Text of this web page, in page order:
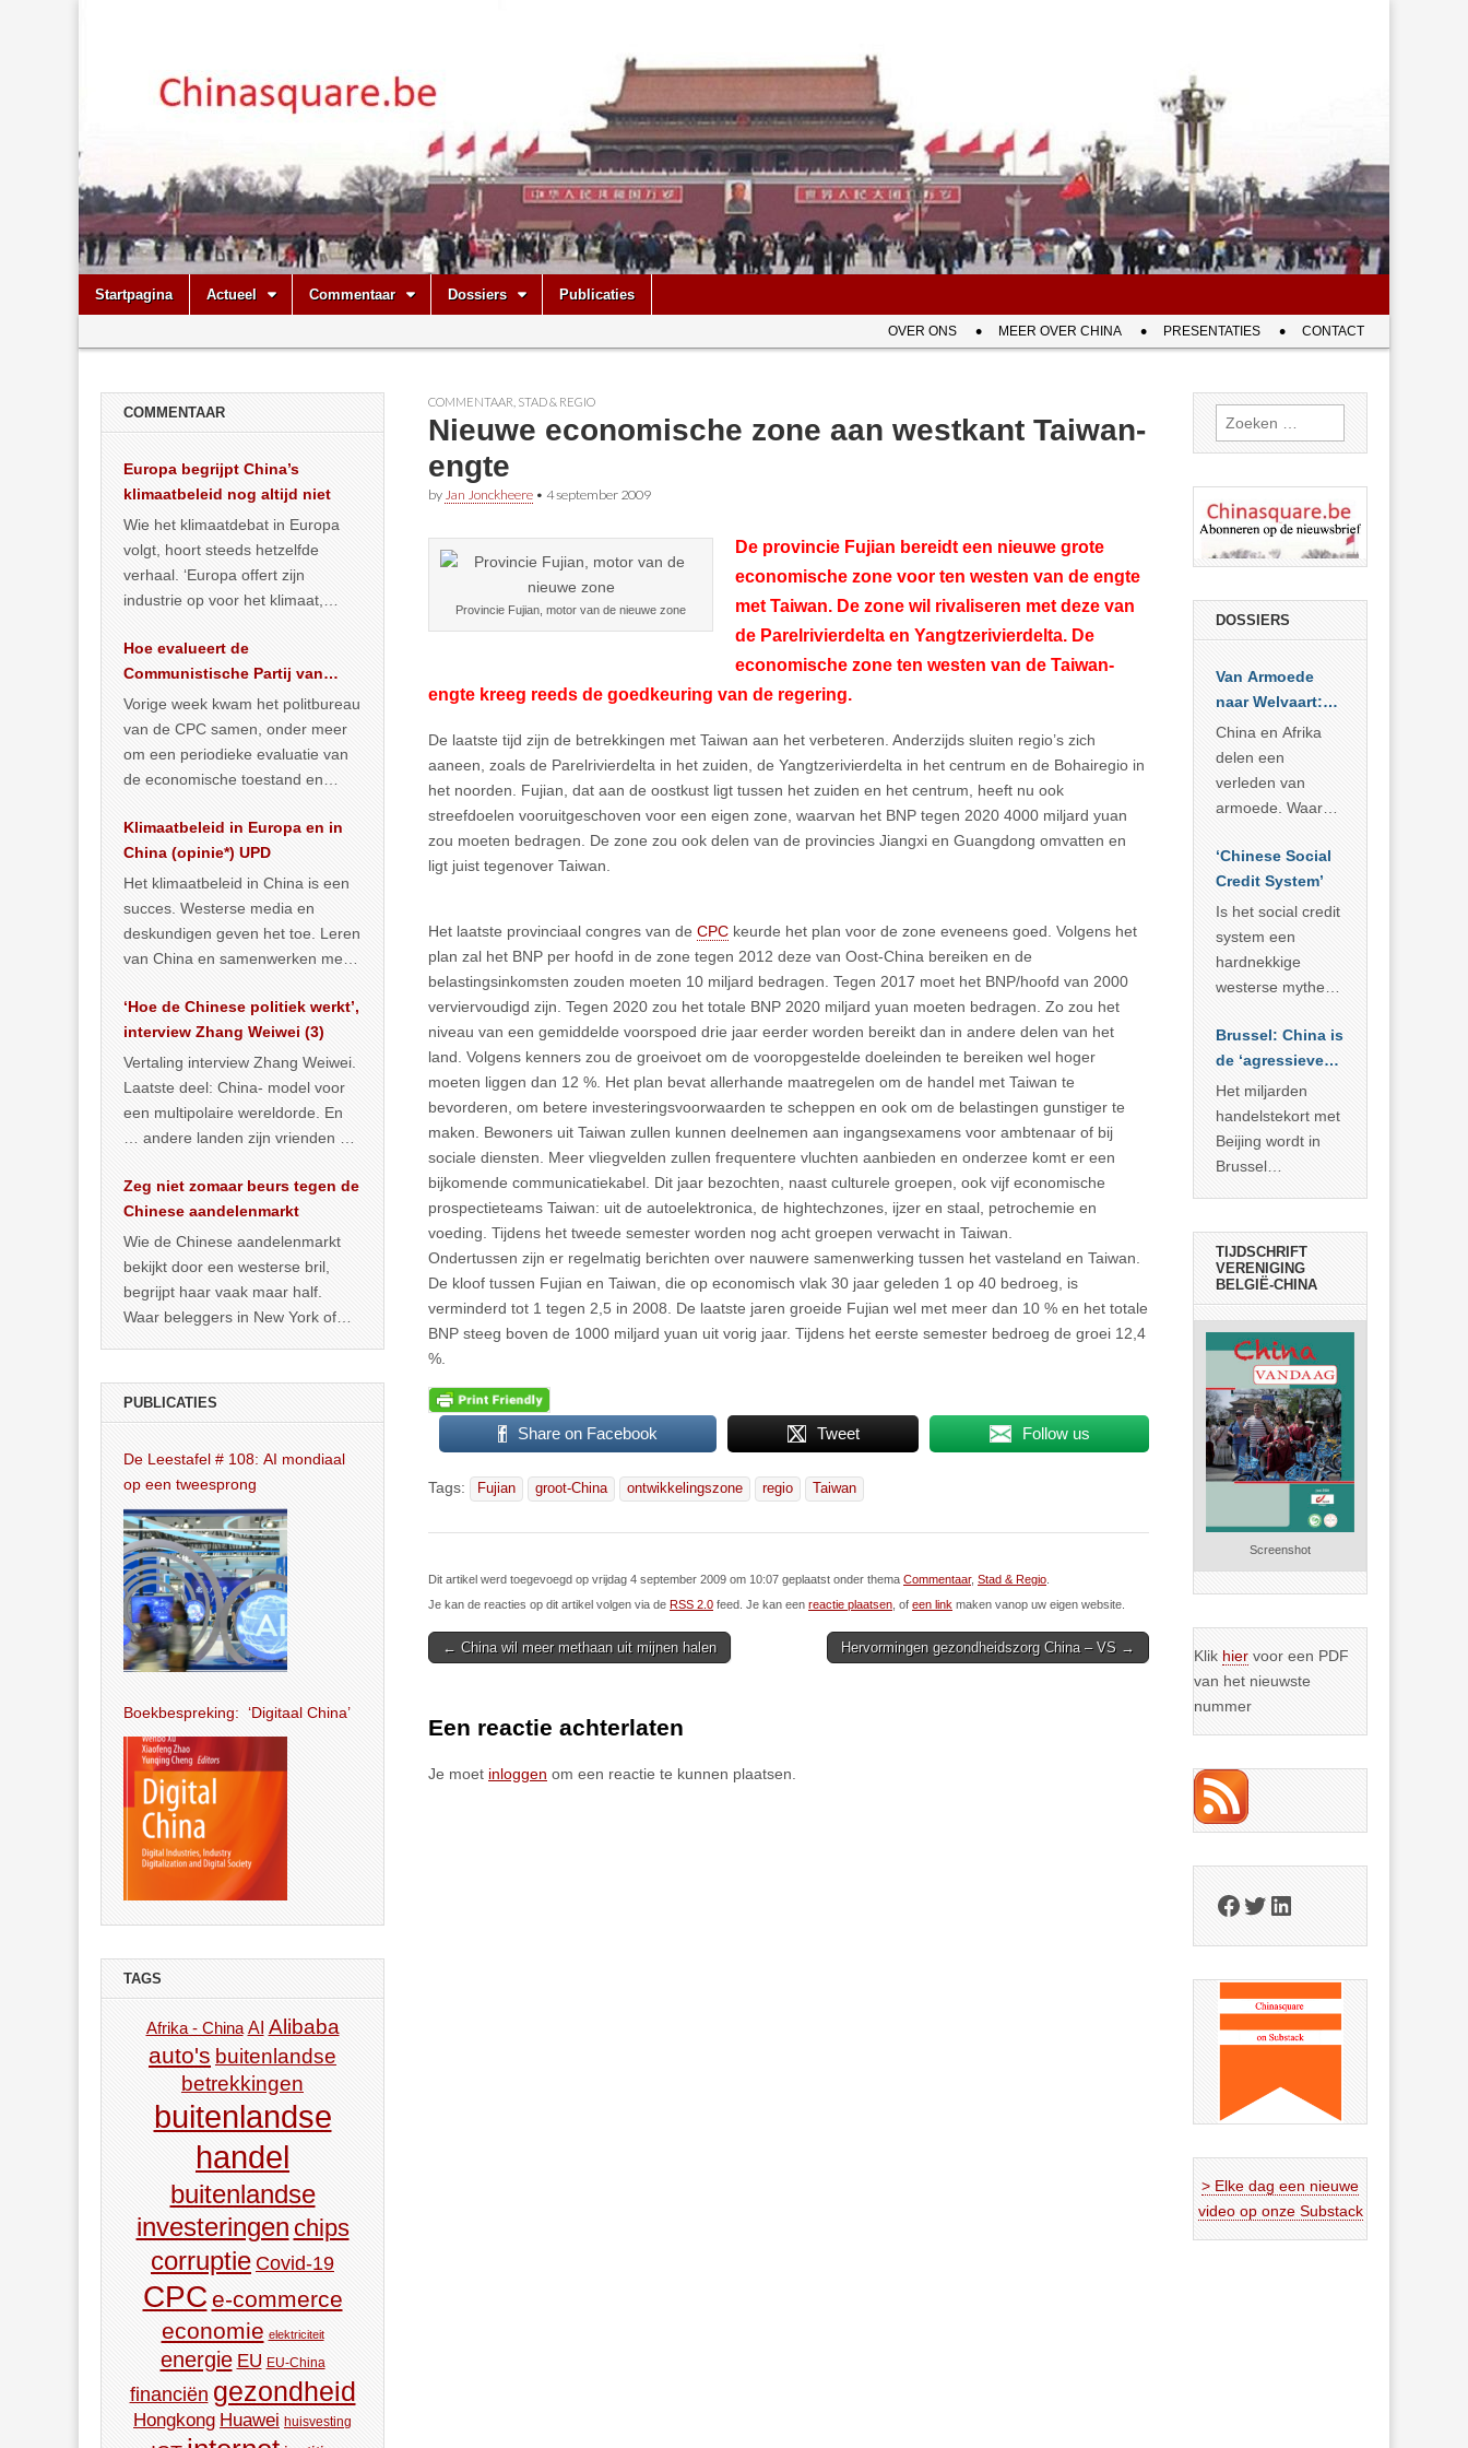
Chinasquare.be
Main
menu
Skip
Startpagina Actueel Commentaar Dossiers Publicaties
menu
OVER ONS MEER OVER CHINA PRESENTATIES CONTACT
COMMENTAAR STAD & REGIO
Nieuwe economische zone aan westkant Taiwan-
engte
by Jan Jonckheere • 4 september 2009
Provincie Fujian, motor van de nieuwe zone
De provincie Fujian bereidt een nieuwe grote
economische zone voor ten westen van de engte
met Taiwan. De zone wil rivaliseren met deze van
de Parelrivierdelta en Yangtzerivierdelta. De
economische zone ten westen van de Taiwan-
engte kreeg reeds de goedkeuring van de regering.
De laatste tijd zijn de betrekkingen met Taiwan aan het verbeteren. Anderzijds sluiten regio’s zich
aaneen, zoals de Parelrivierdelta in het zuiden, de Yangtzerivierdelta in het centrum en de Bohairegio in
het noorden. Fujian, dat aan de oostkust ligt tussen het zuiden en het centrum, heeft nu ook
streefdoelen vooruitgeschoven voor een eigen zone, waarvan het BNP tegen 2020 4000 miljard yuan
zou moeten bedragen. De zone zou ook delen van de provincies Jiangxi en Guangdong omvatten en
ligt juist tegenover Taiwan.
Het laatste provinciaal congres van de CPC keurde het plan voor de zone eveneens goed. Volgens het
plan zal het BNP per hoofd in de zone tegen 2012 deze van Oost-China bereiken en de
belastingsinkomsten zouden moeten 10 miljard bedragen. Tegen 2017 moet het BNP/hoofd van 2000
verviervoudigd zijn. Tegen 2020 zou het totale BNP 2020 miljard yuan moeten bedragen. Zo zou het
niveau van een gemiddelde voorspoed drie jaar eerder worden bereikt dan in andere delen van het
land. Volgens kenners zou de groeivoet om de vooropgestelde doeleinden te bereiken wel hoger
moeten liggen dan 12 %. Het plan bevat allerhande maatregelen om de handel met Taiwan te
bevorderen, om betere investeringsvoorwaarden te scheppen en ook om de belastingen gunstiger te
maken. Bewoners uit Taiwan zullen kunnen deelnemen aan ingangsexamens voor ambtenaar of bij
sociale diensten. Meer vliegvelden zullen frequentere vluchten aanbieden en onderzee komt er een
bijkomende communicatiekabel. Dit jaar bezochten, naast culturele groepen, ook vijf economische
prospectieteams Taiwan: uit de autoelektronica, de hightechzones, ijzer en staal, petrochemie en
voeding. Tijdens het tweede semester worden nog acht groepen verwacht in Taiwan.
Ondertussen zijn er regelmatig berichten over nauwere samenwerking tussen het vasteland en Taiwan.
De kloof tussen Fujian en Taiwan, die op economisch vlak 30 jaar geleden 1 op 40 bedroeg, is
verminderd tot 1 tegen 2,5 in 2008. De laatste jaren groeide Fujian wel met meer dan 10 % en het totale
BNP steeg boven de 1000 miljard yuan uit vorig jaar. Tijdens het eerste semester bedroeg de groei 12,4
%.
Share on Facebook Tweet Follow us
Tags: Fujian groot-China ontwikkelingszone regio Taiwan
Dit artikel werd toegevoegd op vrijdag 4 september 2009 om 10:07 geplaatst onder thema Commentaar, Stad & Regio
Je kan de reacties op dit artikel volgen via de RSS 2.0 feed. Je kan een reactie plaatsen , of een link maken vanop uw eigen website.
Post
← China wil meer methaan uit mijnen halen Hervormingen gezondheidszorg China – VS →
Een reactie achterlaten
Je moet inloggen om een reactie te kunnen plaatsen.
COMMENTAAR
Europa begrijpt China’s
klimaatbeleid nog altijd niet
Wie het klimaatdebat in Europa
volgt, hoort steeds hetzelfde
verhaal. ‘Europa offert zijn
industrie op voor het klimaat,
vergroening… >> lees meer
Hoe evalueert de
Communistische Partij van
China de economische
toestand?
Vorige week kwam het politbureau
van de CPC samen, onder meer
om een periodieke evaluatie van
de economische toestand en
publiceerden… >> lees meer
Klimaatbeleid in Europa en in
China (opinie*) UPD
Het klimaatbeleid in China is een
succes. Westerse media en
deskundigen geven het toe. Leren
van China en samenwerken met
… >> lees meer
‘Hoe de Chinese politiek werkt’,
interview Zhang Weiwei (3)
Vertaling interview Zhang Weiwei.
Laatste deel: China- model voor
een multipolaire wereldorde. En
… andere landen zijn vrienden of
Zeg niet zomaar beurs tegen de
Chinese aandelenmarkt
Wie de Chinese aandelenmarkt
bekijkt door een westerse bril,
begrijpt haar vaak maar half.
Waar beleggers in New York of
PUBLICATIES
De Leestafel # 108: AI mondiaal
op een tweesprong
Boekbespreking: ‘Digitaal China’
TAGS
Afrika - China AI Alibaba
auto's buitenlandse
betrekkingen
buitenlandse
handel
buitenlandse
investeringen chips
corruptie Covid-19
CPC e-commerce
economie elektriciteit
energie EU EU-China
financiën gezondheid
Hongkong Huawei huisvesting
Zoeken
naar:
DOSSIERS
Van Armoede
naar Welvaart:
Wat Afrika kan
leren van
China’s
economisch
China en Afrika
delen een
verleden van
armoede. Waar
voorbije veertig
jaar in slaagde
meer dan 800
miljoen mensen
uit de armoede
… >> lees meer
‘Chinese Social
Credit System’
Is het social credit
system een
hardnekkige
westerse mythe of
realiteit in China?
Brussel: China is
de ‘agressieve
schuldige’
Het miljarden
handelstekort met
Beijing wordt in
Brussel
economische
agressie. In
werkelijkheid
verhult die
spectaculaire
rekensom vooral
de industriële
achterstand die
… >> lees meer
TIJDSCHRIFT
VERENIGING
BELGIË-CHINA
Screenshot
Klik hier voor een PDF
van het nieuwste
nummer
Facebook
Twitter
LinkedIn
> Elke dag een nieuwe
video op onze Substack